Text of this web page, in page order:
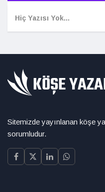
Hiç Yazısı Yok...
Sitemizde yayınlanan köşe
sorumludur.